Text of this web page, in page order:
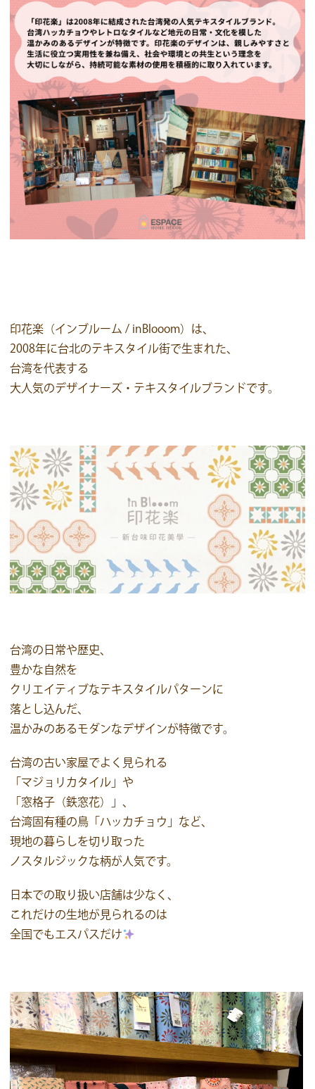
印花楽（インブルーム / inBlooom） は、
2008年に台北のテキスタイル街で生まれた、
台湾を代表する
大人気のデザイナーズ・テキスタイルブランドです。
台湾の日常や歴史、
豊かな自然を
クリエイティブなテキスタイルパターンに
落とし込んだ、
温かみのあるモダンなデザインが特徴です。
台湾の古い家屋でよく見られる
「マジョリカタイル」や
「窓格子（鉄窓花）」、
台湾固有種の鳥「ハッカチョウ」など、
現地の暮らしを切り取った
ノスタルジックな柄が人気です。
日本での取り扱い店舗は少なく、
これだけの生地が見られるのは
全国でもエスパスだけ